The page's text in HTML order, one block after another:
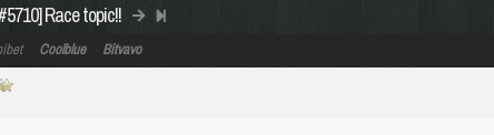
Race topic!!
Coolblue Bitvavo